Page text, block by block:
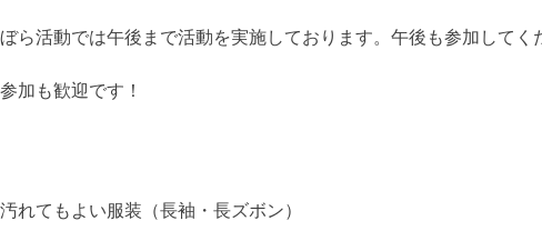
ら活動では午後まで活動を実施しております。午後も参加して
加も歓迎です！
れてもよい服装（長袖・長ズボン）